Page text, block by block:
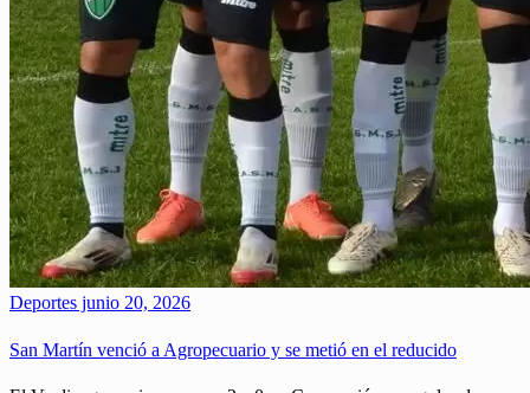
Deportes junio 20, 2026
San Martín venció a Agropecuario y se metió en el reducido